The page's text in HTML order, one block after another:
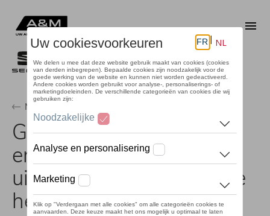
naar
inhoud
Magazine
Gevallen bladeren, regen
en mist: 10 tips om de
uitdaging van rijden in de
herfst aan te gaan